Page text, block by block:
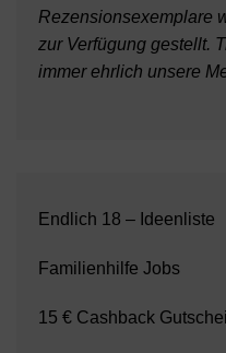
Rezensionsexemplare
zur Verfügung gestellt.
immer ehrlich unsere
Endlich 18 – Ideenliste
Familienhilfe Jobs
15 € Cashback